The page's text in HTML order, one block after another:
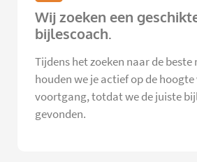
Wij zoeken een
bijlescoach.
Tijdens het zoeken naar de
houden we je actief op de hoogte
voortgang, totdat we de juiste
gevonden.